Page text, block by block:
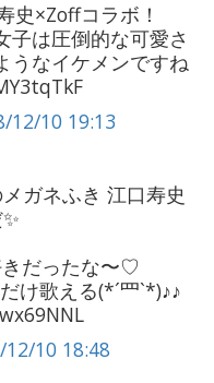
史×Zoffコラボ！
子は圧倒的な可愛さ
うなイケメンですね
12/10 19:13
ガネふき 江口寿史
きだったな〜♡
け歌える(*´罒`*)♪♪
12/10 18:48